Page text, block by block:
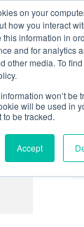
on your
how you interact
information in
and for analytics
other media. To
won’t be
will be used in
be tracked.
Accept